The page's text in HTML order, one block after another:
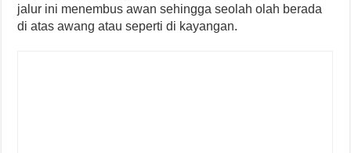
jalur ini menembus awan sehingga seolah olah berada
di atas awang atau seperti di kayangan.